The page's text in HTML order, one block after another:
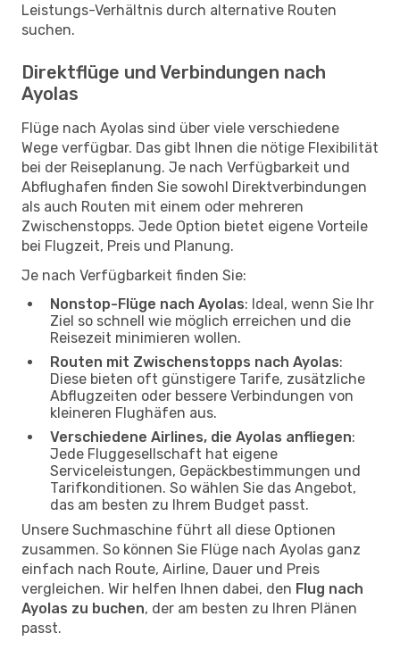
Leistungs-Verhältnis durch alternative Routen
suchen.
Direktflüge und Verbindungen nach
Ayolas
Flüge nach Ayolas sind über viele verschiedene
Wege verfügbar. Das gibt Ihnen die nötige Flexibilität
bei der Reiseplanung. Je nach Verfügbarkeit und
Abflughafen finden Sie sowohl Direktverbindungen
als auch Routen mit einem oder mehreren
Zwischenstopps. Jede Option bietet eigene Vorteile
bei Flugzeit, Preis und Planung.
Je nach Verfügbarkeit finden Sie:
Nonstop-Flüge nach Ayolas: Ideal, wenn Sie Ihr
Ziel so schnell wie möglich erreichen und die
Reisezeit minimieren wollen.
Routen mit Zwischenstopps nach Ayolas:
Diese bieten oft günstigere Tarife, zusätzliche
Abflugzeiten oder bessere Verbindungen von
kleineren Flughäfen aus.
Verschiedene Airlines, die Ayolas anfliegen:
Jede Fluggesellschaft hat eigene
Serviceleistungen, Gepäckbestimmungen und
Tarifkonditionen. So wählen Sie das Angebot,
das am besten zu Ihrem Budget passt.
Unsere Suchmaschine führt all diese Optionen
zusammen. So können Sie Flüge nach Ayolas ganz
einfach nach Route, Airline, Dauer und Preis
vergleichen. Wir helfen Ihnen dabei, den Flug nach
Ayolas zu buchen, der am besten zu Ihren Plänen
passt.